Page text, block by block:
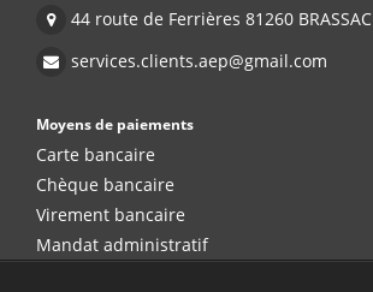
44 route de Ferrières 81260 BRASSAC
services.clients.aep@gmail.com
Moyens de paiements
Carte bancaire
Chèque bancaire
Virement bancaire
Mandat administratif